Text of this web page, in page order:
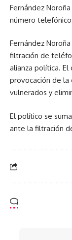
Fernández
número
Fernández
filtración de
alianza política.
provocación de la
vulnerados y
El político se
ante la filtración